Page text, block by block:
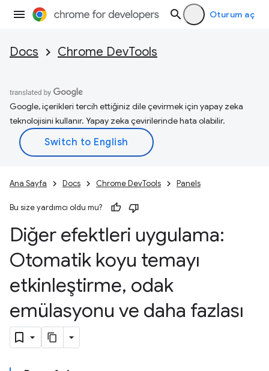
Oturum aç
Docs Chrome DevTools
Google, içerikleri tercih ettiğiniz dile çevirmek için yapay zeka
teknolojisini kullanır. Yapay zeka çevirilerinde hata olabilir.
Ana Sayfa Docs Chrome DevTools Panels
Bu size yardımcı oldu mu?
Diğer efektleri uygulama:
Otomatik koyu temayı
etkinleştirme, odak
emülasyonu ve daha fazlası